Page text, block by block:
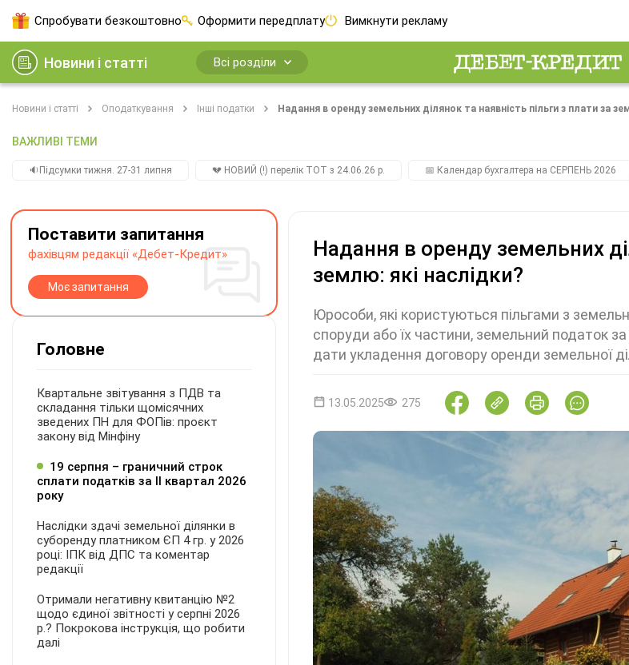
Спробувати безкоштовно Оформити передплату Вимкнути рекламу
Новини і статті Всі розділи
Новини і статті Оподаткування Інші податки Надання в оренду земельних ділянок та наявність пільги з плати за
ВАЖЛИВІ ТЕМИ
🔉Підсумки тижня. 27-31 липня 💔 НОВИЙ (!) перелік ТОТ з 24.06.26 р. 📅 Календар бухгалтера на СЕРПЕНЬ 2026
Надання в оренду земельних
землю: які наслідки?
Юрособи, які користуються пільгами з
споруди або їх частини, земельний податок
дати укладення договору оренди земельної
13.05.2025 275
Поставити запитання
фахівцям редакції «Дебет-Кредит»
Моє запитання
Головне
Квартальне звітування з ПДВ та
складання тільки щомісячних
зведених ПН для ФОПів: проєкт
закону від Мінфіну
19 серпня – граничний строк
сплати податків за ІI квартал 2026
року
Наслідки здачі земельної ділянки в
суборенду платником ЄП 4 гр. у 2026
році: ІПК від ДПС та коментар
редакції
Отримали негативну квитанцію №2
щодо єдиної звітності у серпні 2026
р.? Покрокова інструкція, що робити
далі